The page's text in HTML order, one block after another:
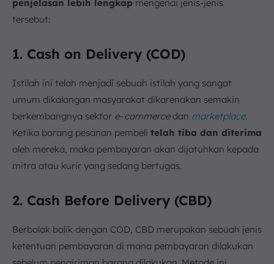
penjelasan lebih lengkap mengenai jenis-jenis
tersebut:
1. Cash on Delivery (COD)
Istilah ini telah menjadi sebuah istilah yang sangat
umum dikalangan masyarakat dikarenakan semakin
berkembangnya sektor e–commercedan marketplace.
Ketika barang pesanan pembeli telah tiba dan diterima
oleh mereka, maka pembayaran akan dijatuhkan kepada
mitra atau kurir yang sedang bertugas.
2. Cash Before Delivery (CBD)
Berbolak balik dengan COD, CBD merupakan sebuah jenis
ketentuan pembayaran di mana pembayaran dilakukan